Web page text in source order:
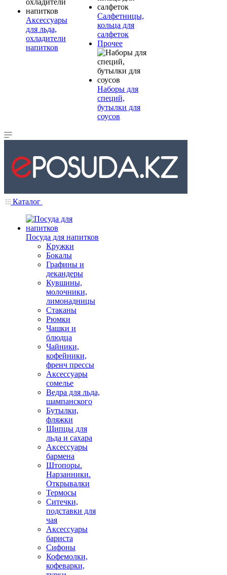
Аксессуары
для льда,
охладители
напитков
Салфетницы,
кольца для
салфеток
Прочее
Наборы для
специй,
бутылки для
соусов
Каталог
Посуда для напитков
Кружки
Бокалы
Графины и
декандеры
Кувшины,
молочники,
лимонадницы
Стаканы
Рюмки
Чашки и
блюдца
Чайники,
кофейники,
френч прессы
Аксессуары
сомелье
Ведра для льда,
шампанского
Бутылки,
фляжки
Щипцы для
льда и сахара
Аксессуары
бармена
Штопоры.
Нарзанники.
Открывалки
Термосы
Ситечки,
подставки для
чая
Аксессуары
бариста
Сифоны
Кофемолки,
кофеварки,